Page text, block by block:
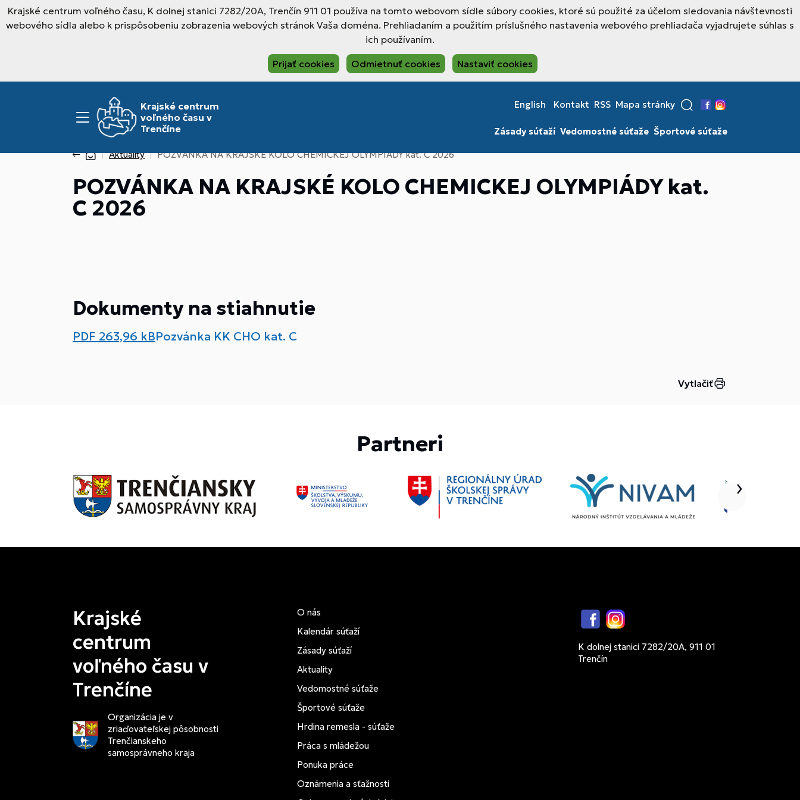
Krajské centrum voľného času, K dolnej stanici 7282/20A, Trenčín 911 01 používa na tomto webovom sídle súbory cookies, ktoré sú použité za účelom sledovania návštevnosti
webového sídla alebo k prispôsobeniu zobrazenia webových stránok Vaša doména. Prehliadaním a použitím príslušného nastavenia webového prehliadača vyjadrujete súhlas s
ich používaním.
Prijať cookies Odmietnuť cookies Nastaviť cookies
Krajské centrum
voľného času v
Trenčíne
English Kontakt RSS Mapa stránky
Facebook
Instagram
Zásady súťaží Vedomostné súťaže Športové súťaže
Aktuality POZVÁNKA NA KRAJSKÉ KOLO CHEMICKEJ OLYMPIÁDY kat. C 2026
POZVÁNKA NA KRAJSKÉ KOLO CHEMICKEJ OLYMPIÁDY kat.
C 2026
Dokumenty na stiahnutie
PDF 263,96 kBPozvánka KK CHO kat. C
Vytlačiť
Partneri
Krajské
centrum
voľného času v
Trenčíne
Organizácia je v
zriaďovateľskej pôsobnosti
Trenčianskeho
samosprávneho kraja
O nás
Kalendár súťaží
Zásady súťaží
Aktuality
Vedomostné súťaže
Športové súťaže
Hrdina remesla - súťaže
Práca s mládežou
Ponuka práce
Oznámenia a sťažnosti
FacebookInstagram
K dolnej stanici 7282/20A, 911 01
Trenčín